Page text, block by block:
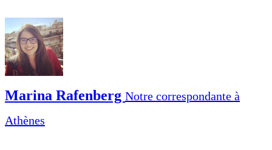
Marina Rafenberg Notre correspondante à
Athènes